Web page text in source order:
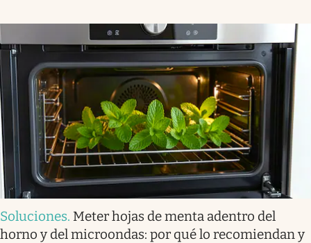
Soluciones. Meter hojas de menta adentro del
horno y del microondas: por qué lo recomiendan y